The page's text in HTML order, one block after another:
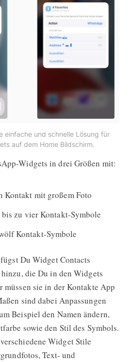
einfache und schnelle Lösung für
auf dem Home Bildschirm.
Widgets in drei Größen mit:
Kontakt mit großem Foto
zu vier Kontakt-Symbole
Kontakt-Symbole
Du Widget Contacts
die Du in den Widgets
müssen sie in der Kontakte App
sind dabei Anpassungen
Beispiel den Namen ändern,
sowie den Stil des Symbols.
Widget Stile
Text- und